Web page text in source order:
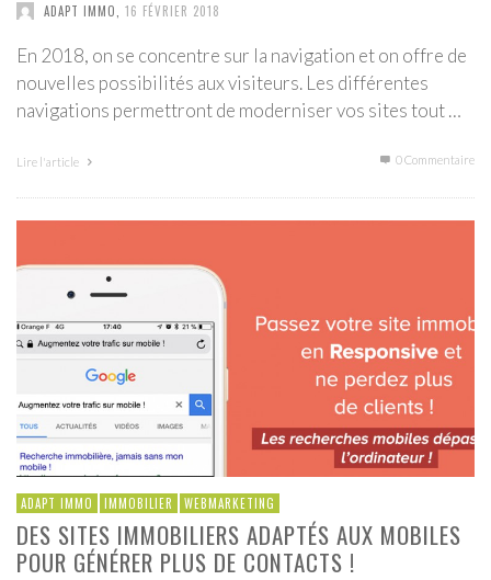
ADAPT IMMO 16 FÉVRIER 2018
En 2018, on se concentre sur la navigation et on offre de
nouvelles possibilités aux visiteurs. Les différentes
navigations permettront de moderniser vos sites tout …
Lire l'article 0 Commentaire
ADAPT IMMO IMMOBILIER WEBMARKETING
DES SITES IMMOBILIERS ADAPTÉS AUX MOBILES
POUR GÉNÉRER PLUS DE CONTACTS !